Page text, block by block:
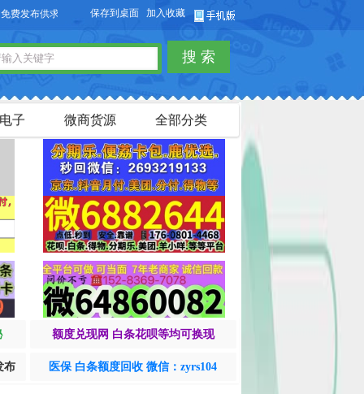
息，也可以免费发布淘宝客商品信息。
保存到桌面 加入收藏
搜 索
子 微商货源 全部分类
额度兑现网 白条花呗等均可换现
布 医保 白条额度回收 微信：zyrs104